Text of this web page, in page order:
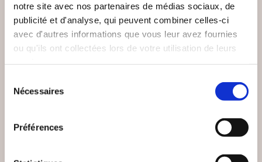
notre site avec nos partenaires de médias sociaux, de
publicité et d'analyse, qui peuvent combiner celles-ci
avec d'autres informations que vous leur avez fournies
ou qu'ils ont collectées lors de votre utilisation de leurs
Nécessaires
Préférences (0 avis)